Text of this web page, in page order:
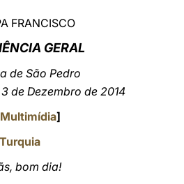
FRANCISCO
GERAL
de São Pedro
de Dezembro de 2014
Multimídia]
bom dia!